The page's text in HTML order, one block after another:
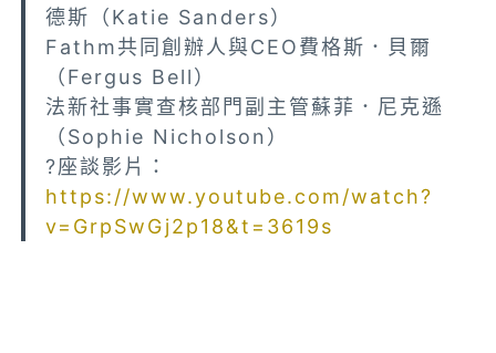
德斯（Katie Sanders）
Fathm共同創辦人與CEO費格斯．貝爾
（Fergus Bell）
法新社事實查核部門副主管蘇菲．尼克遜
（Sophie Nicholson）
?座談影片：
https://www.youtube.com/watch?
v=GrpSwGj2p18&t=3619s